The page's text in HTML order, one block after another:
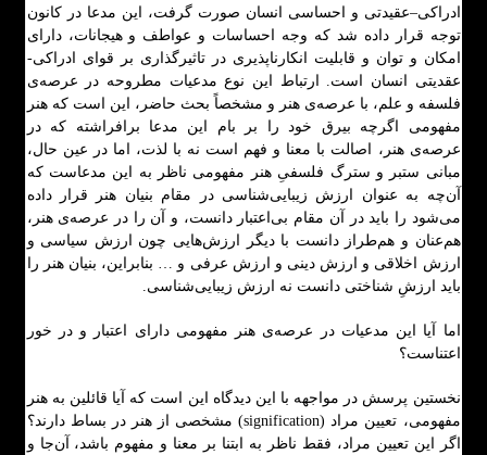
ادراکی–عقیدتی و احساسی انسان صورت گرفت، این مدعا در کانون
توجه قرار داده شد که وجه احساسات و عواطف و هیجانات، دارای
امکان و توان و قابلیت انکارناپذیری در تاثیرگذاری بر قوای ادراکی-
عقدیتی انسان است. ارتباط این نوع مدعیات مطروحه در عرصه‌ی
فلسفه و علم، با عرصه‌ی هنر و مشخصاً بحث حاضر، این است که هنر
مفهومی اگرچه بیرق خود را بر بام این مدعا برافراشته که در
عرصه‌ی هنر، اصالت با معنا و فهم است نه با لذت، اما در عین حال،
مبانی ستبر و سترگ فلسفیِ هنر مفهومی ناظر به این مدعاست که
آن‌چه به عنوان ارزش زیبایی‌شناسی در مقام بنیان هنر قرار داده
می‌شود را باید در آن مقام بی‌اعتبار دانست، و آن را در عرصه‌ی هنر،
هم‌عنان و هم‌طراز دانست با دیگر ارزش‌هایی چون ارزش سیاسی و
ارزش اخلاقی و ارزش دینی و ارزش عرفی و … بنابراین، بنیان هنر را
باید ارزشِ شناختی دانست نه ارزش زیبایی‌شناسی.
اما آیا این مدعیات در عرصه‌ی هنر مفهومی دارای اعتبار و در خور
اعتناست؟
نخستین پرسش در مواجهه با این دیدگاه این است که آیا قائلین به هنر
مفهومی، تعیین مراد (signification) مشخصی از هنر در بساط دارند؟
اگر این تعیین مراد، فقط ناظر به ابتنا بر معنا و مفهوم باشد، آن‌جا و